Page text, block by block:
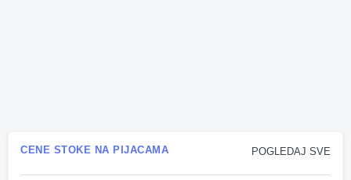
POGLEDAJ SVE
CENE STOKE NA PIJACAMA